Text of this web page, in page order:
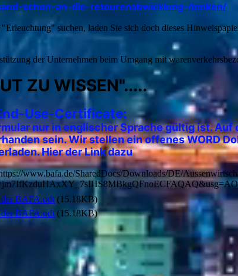
schon-an-die-retourenabwicklung-denken/
suchen, laden Sie sich doch dieses
der Unternehmen beim Umgang mit
ZU WISSEN".....
Use-Certificate:
nur in englischer Sprache gültig ist.
sein. Wir stellen ein offenes WORD
Hier der Link dazu
www.bafa.de/SharedDocs/Downloads/DE/
BAFA.odt (15.18KB)
BAFA.odt (15.18KB)